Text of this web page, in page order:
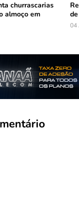
churrascarias
almoço em
04